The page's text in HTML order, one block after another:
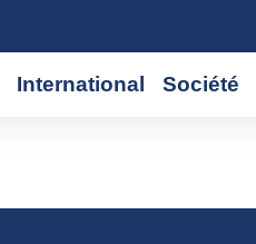
International Société